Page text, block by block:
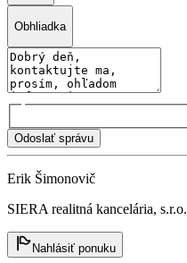
Obhliadka
Odoslať správu
Erik Šimonovič
SIERA realitná kancelária, s.r.o.
Nahlásiť ponuku